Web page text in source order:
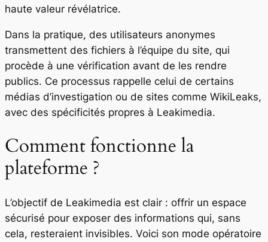
haute valeur révélatrice.
Dans la pratique, des utilisateurs anonymes
transmettent des fichiers à l’équipe du site, qui
procède à une vérification avant de les rendre
publics. Ce processus rappelle celui de certains
médias d’investigation ou de sites comme WikiLeaks,
avec des spécificités propres à Leakimedia.
Comment fonctionne la
plateforme ?
L’objectif de Leakimedia est clair : offrir un espace
sécurisé pour exposer des informations qui, sans
cela, resteraient invisibles. Voici son mode opératoire